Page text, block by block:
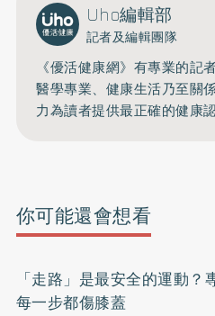
Uho編輯部
記者及編輯團隊
《優活健康網》有專業的記
醫學專業、健康生活乃至關
力為讀者提供最正確的健康
你可能還會想看
「走路」是最安全的運動？
每一步都傷膝蓋